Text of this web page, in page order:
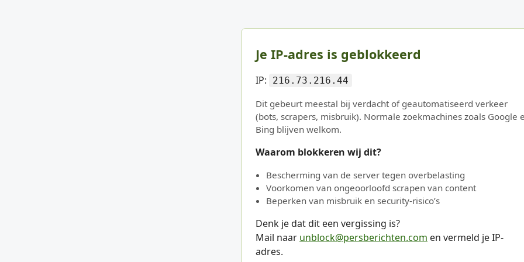
Je IP-adres is geblokkeerd
IP: 216.73.216.44
Dit gebeurt meestal bij verdacht of geautomatiseerd verkeer
(bots, scrapers, misbruik). Normale zoekmachines zoals Google
Bing blijven welkom.
Waarom blokkeren wij dit?
Bescherming van de server tegen overbelasting
Voorkomen van ongeoorloofd scrapen van content
Beperken van misbruik en security-risico’s
Denk je dat dit een vergissing is?
Mail naar unblock@persberichten.com en vermeld je IP-
adres.